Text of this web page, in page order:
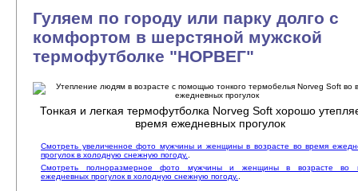
Гуляем по городу или парку долго с
комфортом в шерстяной мужской
термофутболке "НОРВЕГ"
Тонкая и легкая термофутболка Norveg Soft хорошо
время ежедневных прогулок
Смотреть увеличенное фото мужчины и женщины в возрасте во время
прогулок в холодную снежную погоду..
Смотреть полноразмерное фото мужчины и женщины в возрасте во
ежедневных прогулок в холодную снежную погоду..